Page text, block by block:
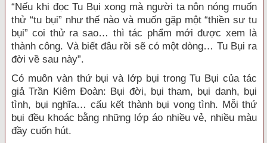
“Nếu khi đọc Tu Bụi xong mà người ta nôn nóng muốn
thử “tu bụi” như thế nào và muốn gặp một “thiền sư tu
bụi” coi thử ra sao… thì tác phẩm mới được xem là
thành công. Và biết đâu rồi sẽ có một dòng… Tu Bụi ra
đời về sau này”.
Có muôn vàn thứ bụi và lớp bụi trong Tu Bụi của tác
giả Trần Kiêm Đoàn: Bụi đời, bụi tham, bụi danh, bụi
tình, bụi nghĩa… cấu kết thành bụi vong tình. Mỗi thứ
bụi đều khoác bằng những lớp áo nhiều vẻ, nhiều màu
đầy cuốn hút.